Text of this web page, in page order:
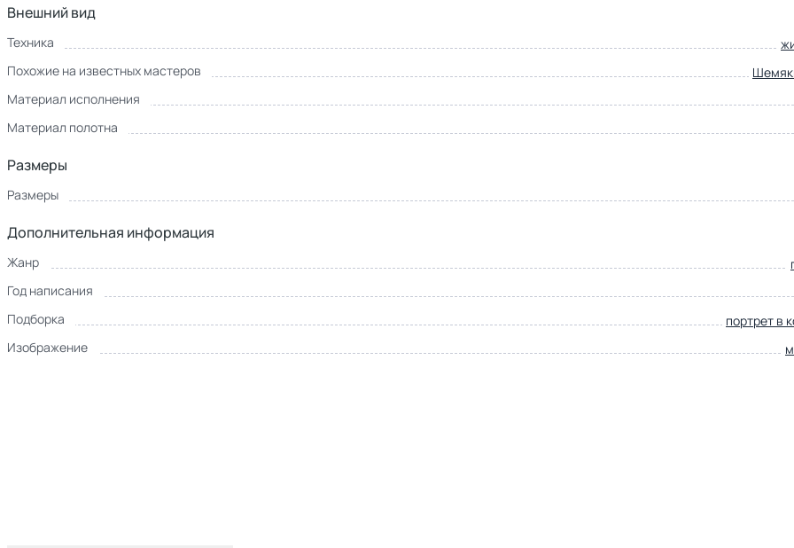
Внешний вид
Техника
Похожие на известных мастеров
Материал исполнения
Материал полотна
Размеры
Размеры
Дополнительная информация
Жанр
Год написания
Подборка
портрет в
Изображение